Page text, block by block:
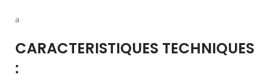
a
CARACTERISTIQUES TECHNIQUES
: